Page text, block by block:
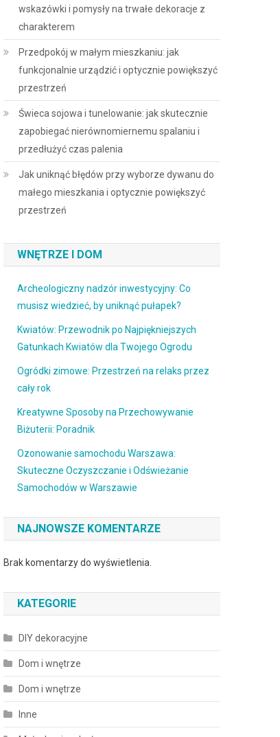
wskazówki i pomysły na trwałe dekoracje z
charakterem
Przedpokój w małym mieszkaniu: jak
funkcjonalnie urządzić i optycznie powiększyć
przestrzeń
Świeca sojowa i tunelowanie: jak skutecznie
zapobiegać nierównomiernemu spalaniu i
przedłużyć czas palenia
Jak uniknąć błędów przy wyborze dywanu do
małego mieszkania i optycznie powiększyć
przestrzeń
WNĘTRZE I DOM
Archeologiczny nadzór inwestycyjny: Co
musisz wiedzieć, by uniknąć pułapek?
Kwiatów: Przewodnik po Najpiękniejszych
Gatunkach Kwiatów dla Twojego Ogrodu
Ogródki zimowe: Przestrzeń na relaks przez
cały rok
Kreatywne Sposoby na Przechowywanie
Biżuterii: Poradnik
Ozonowanie samochodu Warszawa:
Skuteczne Oczyszczanie i Odświeżanie
Samochodów w Warszawie
NAJNOWSZE KOMENTARZE
Brak komentarzy do wyświetlenia.
KATEGORIE
DIY dekoracyjne
Dom i wnętrze
Dom i wnętrze
Inne